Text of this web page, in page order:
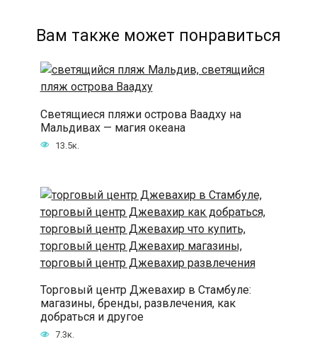
Вам также может понравиться
Светящиеся пляжи острова Ваадху на
Мальдивах — магия океана
13.5к.
Торговый центр Джевахир в Стамбуле:
магазины, бренды, развлечения, как
добраться и другое
7.3к.